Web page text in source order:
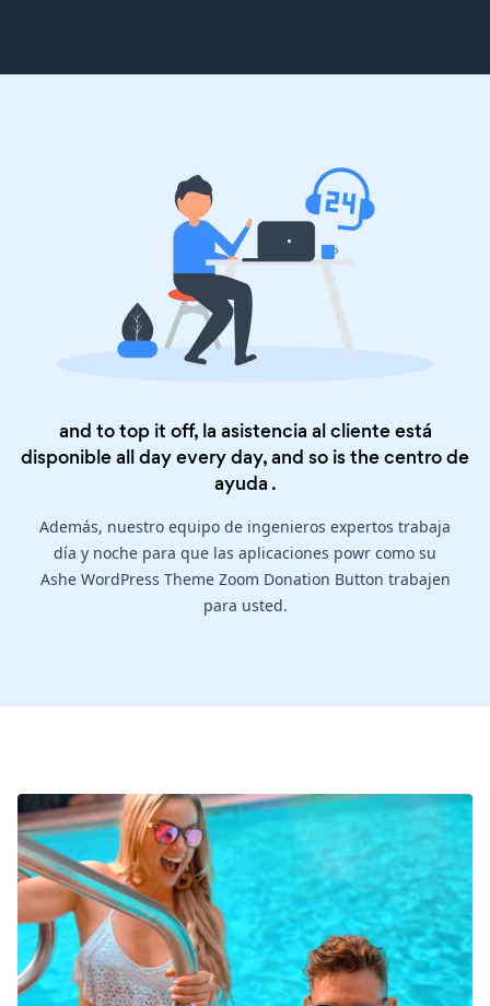
and to top it off, la asistencia al cliente está
disponible all day every day, and so is thecentro de
ayuda .
Además, nuestro equipo de ingenieros expertos trabaja
día y noche para que las aplicaciones powr como su
Ashe WordPress Theme Zoom Donation Button trabajen
para usted.